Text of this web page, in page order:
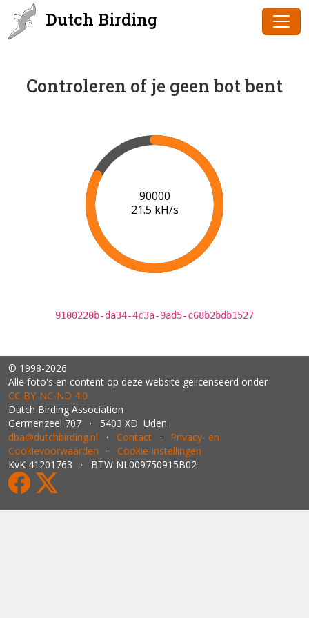
Dutch Birding
Controleren of je geen bot bent
91000
21.5 kH/s
9100220b-da34-4c3a-9ad5-c68b2bdb1527
© 1998-2026
Alle foto's en content op deze website gelicenseerd onder
CC BY‑NC‑ND 4.0
Dutch Birding Association
Germenzeel 707 · 5403 XD Uden
dba@dutchbirding.nl · Contact · Privacy- en
Cookievoorwaarden · Cookie-instellingen
KvK 41201763 · BTW NL009750915B02